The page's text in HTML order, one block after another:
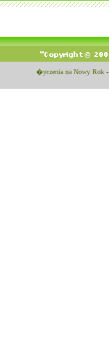
�yczenia na Nowy Rok